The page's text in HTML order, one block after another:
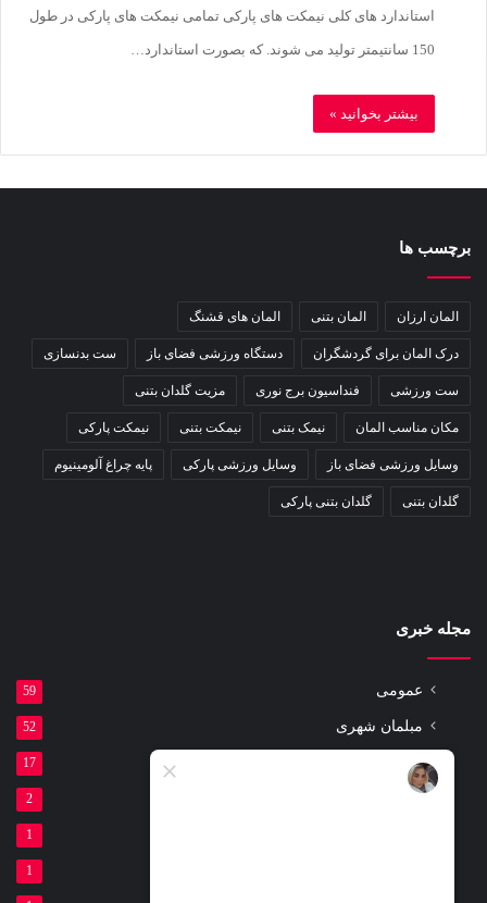
استاندارد های کلی نیمکت های پارکی تمامی نیمکت های پارکی در طول
150 سانتیمتر تولید می شوند. که بصورت استاندارد…
بیشتر بخوانید »
برچسب ها
المان ارزان المان بتنی المان های قشنگ
درک المان برای گردشگران دستگاه ورزشی فضای باز ست بدنسازی
ست ورزشی فنداسیون برج نوری مزیت گلدان بتنی
مکان مناسب المان نیمک بتنی نیمکت بتنی نیمکت پارکی
وسایل ورزشی فضای باز وسایل ورزشی پارکی پایه چراغ آلومینیوم
گلدان بتنی گلدان بتنی پارکی
مجله خبری
عمومی 59
مبلمان شهری 52
مقالات 17
ست ورزشی پارکی 2
1
1